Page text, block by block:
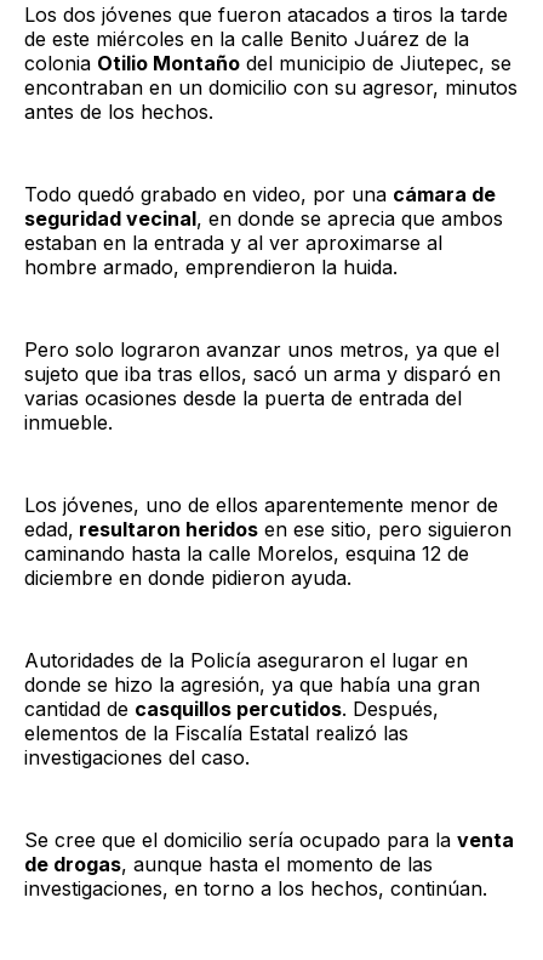
Los dos jóvenes que fueron atacados a tiros la tarde
de este miércoles en la calle Benito Juárez de la
colonia Otilio Montaño del municipio de Jiutepec, se
encontraban en un domicilio con su agresor, minutos
antes de los hechos.
Todo quedó grabado en video, por una cámara de
seguridad vecinal, en donde se aprecia que ambos
estaban en la entrada y al ver aproximarse al
hombre armado, emprendieron la huida.
Pero solo lograron avanzar unos metros, ya que el
sujeto que iba tras ellos, sacó un arma y disparó en
varias ocasiones desde la puerta de entrada del
inmueble.
Los jóvenes, uno de ellos aparentemente menor de
edad, resultaron heridos en ese sitio, pero siguieron
caminando hasta la calle Morelos, esquina 12 de
diciembre en donde pidieron ayuda.
Autoridades de la Policía aseguraron el lugar en
donde se hizo la agresión, ya que había una gran
cantidad de casquillos percutidos. Después,
elementos de la Fiscalía Estatal realizó las
investigaciones del caso.
Se cree que el domicilio sería ocupado para la venta
de drogas, aunque hasta el momento de las
investigaciones, en torno a los hechos, continúan.